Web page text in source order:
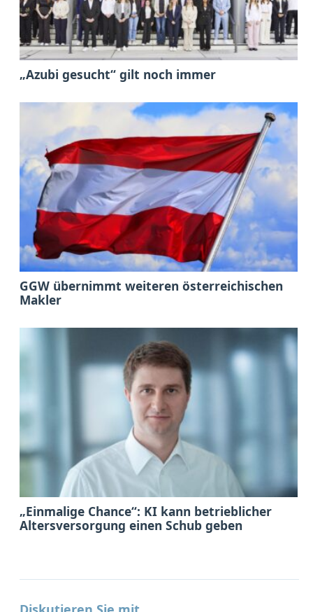
„Azubi gesucht“ gilt noch immer
GGW übernimmt weiteren österreichischen
Makler
„Einmalige Chance“: KI kann betrieblicher
Altersversorgung einen Schub geben